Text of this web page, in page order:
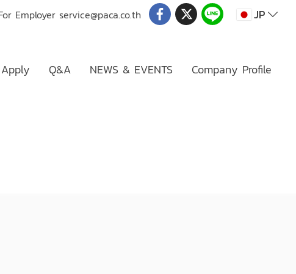
Employerservice@paca.co.th JP
Q&A NEWS & EVENTS Company Profile